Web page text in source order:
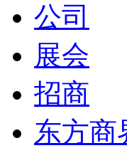
公司
展会
招商
东方商